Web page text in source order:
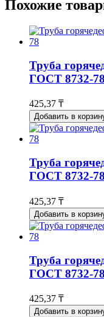
Похожие
Труба
ГОСТ 8732-78
425,37 ₸
Добавить в
Труба
ГОСТ 8732-78
425,37 ₸
Добавить в
Труба
ГОСТ 8732-78
425,37 ₸
Добавить в